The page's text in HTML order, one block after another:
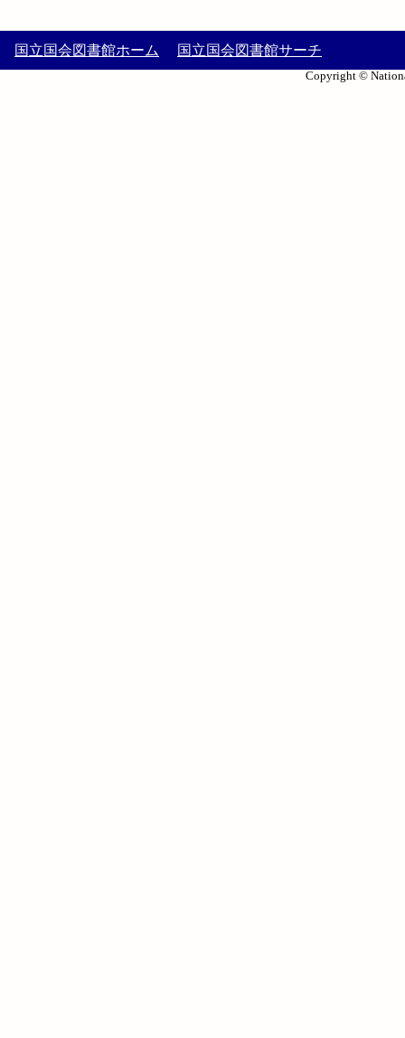
国立国会図書館ホーム 国立国会図書館サーチ
Copyright ©